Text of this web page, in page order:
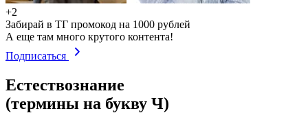
+2
Забирай в ТГ промокод на 1000 рублей
А еще там много крутого контента!
Подписаться
Естествознание
(термины на букву Ч)